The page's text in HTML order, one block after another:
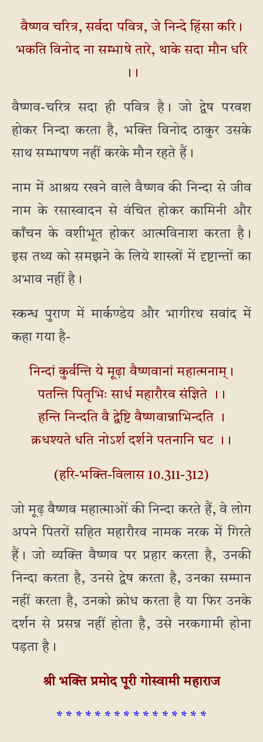
वैष्णव चरित्र, सर्वदा पवित्र, जे निन्दे हिंसा करि।
भकति विनोद ना सम्भाषे तारे, थाके सदा मौन धरि
।।
वैष्णव-चरित्र सदा ही पवित्र है। जो द्वेष परवश
होकर निन्दा करता है, भक्ति विनोद ठाकुर उसके
साथ सम्भाषण नहीं करके मौन रहते हैं।
नाम में आश्रय रखने वाले वैष्णव की निन्दा से जीव
नाम के रसास्वादन से वंचित होकर कामिनी और
काँचन के वशीभूत होकर आत्मविनाश करता है।
इस तथ्य को समझने के लिये शास्त्रों में दृष्टान्तों का
अभाव नहीं है।
स्कन्ध पुराण में मार्कण्डेय और भागीरथ सवांद में
कहा गया है-
निन्दां कुर्वन्ति ये मूढ़ा वैष्णवानां महात्मनाम्।
पतन्ति पितृभिः सार्ध महारौरव संज्ञिते ।।
हन्ति निन्दति वै द्वेष्टि वैष्णवान्नाभिन्दति ।
क्रधश्यते धति नोऽर्श दर्शने पतनानि घट ।।
(हरि-भक्ति-विलास 10.311-312)
जो मूढ़ वैष्णव महात्माओं की निन्दा करते हैं, वे लोग
अपने पितरों सहित महारौरव नामक नरक में गिरते
हैं। जो व्यक्ति वैष्णव पर प्रहार करता है, उनकी
निन्दा करता है, उनसे द्वेष करता है, उनका सम्मान
नहीं करता है, उनको क्रोध करता है या फिर उनके
दर्शन से प्रसन्न नहीं होता है, उसे नरकगामी होना
पड़ता है।
श्री भक्ति प्रमोद पूरी गोस्वामी महाराज
* * * * * * * * * * * * * * * *